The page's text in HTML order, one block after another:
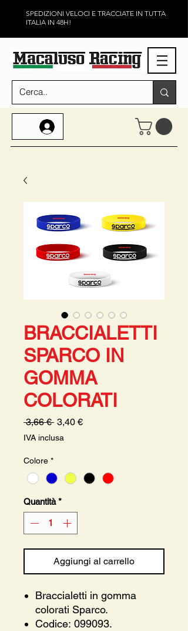
SPEDIZIONI VELOCI E TRACCIATE IN TUTTA
ITALIA IN 48H!
BRACCIALETTI
SPARCO IN
GOMMA
COLORATI
3,66 € Prezzo
3,40 €Prezzo
IVA inclusa
Colore *
Quantità *
Aggiungi al carrello
Braccialetti in gomma
colorati Sparco.
Codice: 099093.